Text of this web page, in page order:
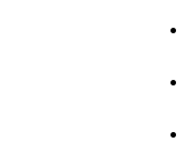
•
•
•